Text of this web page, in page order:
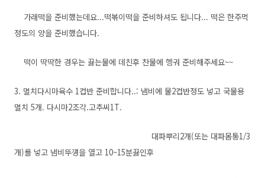
가래떡을 준비했는데요...떡볶이떡을 준비하셔도 됩니다... 떡은 한주먹
정도의 양을 준비했습니다.
떡이 딱딱한 경우는 끓는물에 데친후 찬물에 헹궈 준비해주세요~~
3. 멸치다시마육수 1컵반 준비합니다..: 냄비에 물2컵반정도 넣고 국물용
멸치 5개. 다시마2조각.고추씨1T.
대파뿌리2개(또는 대파몸통1/3
개)를 넣고 냄비뚜꼉을 열고 10~15분끓인후